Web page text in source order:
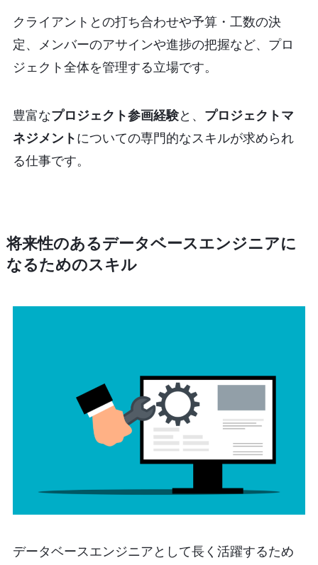
クライアントとの打ち合わせや予算・工数の決
定、メンバーのアサインや進捗の把握など、プロ
ジェクト全体を管理する立場です。
豊富なプロジェクト参画経験と、 プロジェクトマ
ネジメント についての専門的なスキルが求められ
る仕事です。
将来性のあるデータベースエンジニアに
なるためのスキル
データベースエンジニアとして長く活躍するため